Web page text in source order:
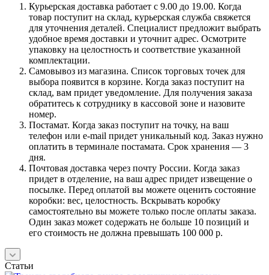
Курьерская доставка работает с 9.00 до 19.00. Когда
товар поступит на склад, курьерская служба свяжется
для уточнения деталей. Специалист предложит выбрать
удобное время доставки и уточнит адрес. Осмотрите
упаковку на целостность и соответствие указанной
комплектации.
Самовывоз из магазина. Список торговых точек для
выбора появится в корзине. Когда заказ поступит на
склад, вам придет уведомление. Для получения заказа
обратитесь к сотруднику в кассовой зоне и назовите
номер.
Постамат. Когда заказ поступит на точку, на ваш
телефон или e-mail придет уникальный код. Заказ нужно
оплатить в терминале постамата. Срок хранения — 3
дня.
Почтовая доставка через почту России. Когда заказ
придет в отделение, на ваш адрес придет извещение о
посылке. Перед оплатой вы можете оценить состояние
коробки: вес, целостность. Вскрывать коробку
самостоятельно вы можете только после оплаты заказа.
Один заказ может содержать не больше 10 позиций и
его стоимость не должна превышать 100 000 р.
Статьи